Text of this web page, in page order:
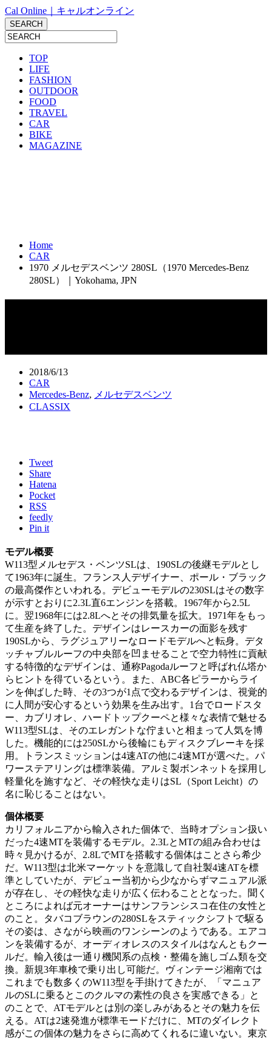
Cal Online｜キャルオンライン
TOP
LIFE
FASHION
OUTDOOR
FOOD
TRAVEL
CAR
BIKE
MAGAZINE
Home
CAR
1970 メルセデスベンツ 280SL（1970 Mercedes-Benz
280SL）｜Yokohama, JPN
2018/6/13
CAR
Mercedes-Benz, メルセデスベンツ
CLASSIX
Tweet
Share
Hatena
Pocket
RSS
feedly
Pin it
モデル概要
W113型メルセデス・ベンツSLは、190SLの後継モデルとし
て1963年に誕生。フランス人デザイナー、ポール・ブラック
の最高傑作といわれる。デビューモデルの230SLはその数字
が示すとおりに2.3L直6エンジンを搭載。1967年から2.5L
に。翌1968年には2.8Lへとその排気量を拡大。1971年をもっ
て生産を終了した。デザインはレースカーの面影を残す
190SLから、ラグジュアリーなロードモデルへと転身。デタ
ッチャブルルーフの中央部を凹ませることで空力特性に貢献
する特徴的なデザインは、通称Pagodaルーフと呼ばれ仏塔か
らヒントを得ているという。また、ABC各ピラーからライ
ンを伸ばした時、その3つが1点で交わるデザインは、視覚的
に人間が安心するという効果を生み出す。1台でロードスタ
ー、カブリオレ、ハードトップクーペと様々な表情で魅せる
W113型SLは、そのエレガントな佇まいと相まって人気を博
した。機能的には250SLから後輪にもディスクブレーキを採
用。トランスミッションは4速ATの他に4速MTが選べた。パ
ワーステアリングは標準装備。アルミ製ボンネットを採用し
軽量化を施すなど、その軽快な走りはSL（Sport Leicht）の
名に恥じることはない。
個体概要
カリフォルニアから輸入された個体で、当時オプション扱い
だった4速MTを装備するモデル。2.3LとMTの組み合わせは
時々見かけるが、2.8LでMTを搭載する個体はことさら希少
だ。W113型は北米マーケットを意識して自社製4速ATを標
準としていたが、デビュー当初から少なからずマニュアル派
が存在し、その軽快な走りが広く伝わることとなった。聞く
ところによれば元オーナーはサンフランシスコ在住の女性と
のこと。タバコブラウンの280SLをスティックシフトで駆る
その姿は、さながら映画のワンシーンのようである。エアコ
ンを装備するが、オーディオレスのスタイルはなんともクー
ルだ。輸入後は一通り機関系の点検・整備を施しゴム類を交
換。新規3年車検で乗り出し可能だ。ヴィンテージ湘南では
これまでも数多くのW113型を手掛けてきたが、「マニュア
ルのSLに乗るとこのクルマの素性の良さを実感できる」と
のことで、ATモデルとは別の楽しみがあるとその魅力を伝
える。ATは2速発進が標準モードだけに、MTのダイレクト
感がこの個体の魅力をさらに高めてくれるに違いない。東京